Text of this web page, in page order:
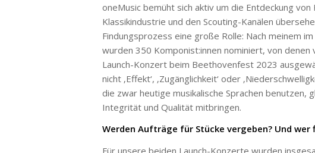
oneMusic bemüht sich aktiv um die Entdeckung
Klassikindustrie und den Scouting-Kanälen
Findungsprozess eine große Rolle: Nach meinem
wurden 350 Komponist:innen nominiert, von
Launch-Konzert beim Beethovenfest 2023
nicht ‚Effekt‘, ‚Zugänglichkeit‘ oder
die zwar heutige musikalische Sprachen benutzen,
Integrität und Qualität mitbringen.
Werden Aufträge für Stücke vergeben? Und wer